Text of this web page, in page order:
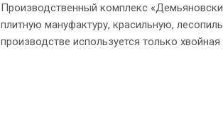
Производственный комплекс
плитную мануфактуру, красильную,
производстве используется только